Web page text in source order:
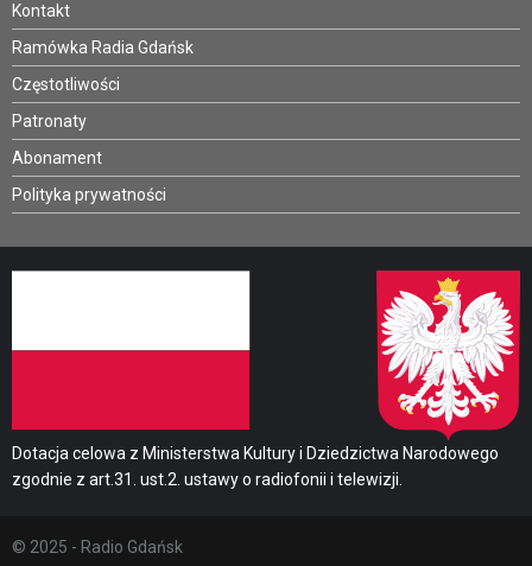
Kontakt
Ramówka Radia Gdańsk
Częstotliwości
Patronaty
Abonament
Polityka prywatności
Dotacja celowa z Ministerstwa Kultury i Dziedzictwa Narodowego
zgodnie z art.31. ust.2. ustawy o radiofonii i telewizji.
© 2025 - Radio Gdańsk